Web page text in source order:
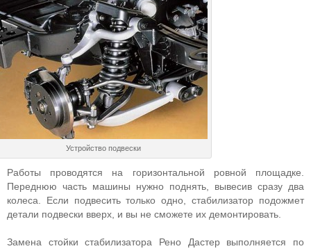
Устройство подвески
Работы проводятся на горизонтальной ровной площадке.
Переднюю часть машины нужно поднять, вывесив сразу два
колеса. Если подвесить только одно, стабилизатор подожмет
детали подвески вверх, и вы не сможете их демонтировать.
Замена стойки стабилизатора Рено Дастер выполняется по